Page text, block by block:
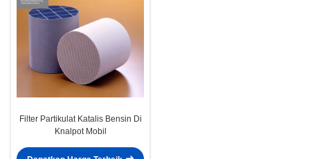
Filter Partikulat Katalis Bensin Di
Knalpot Mobil